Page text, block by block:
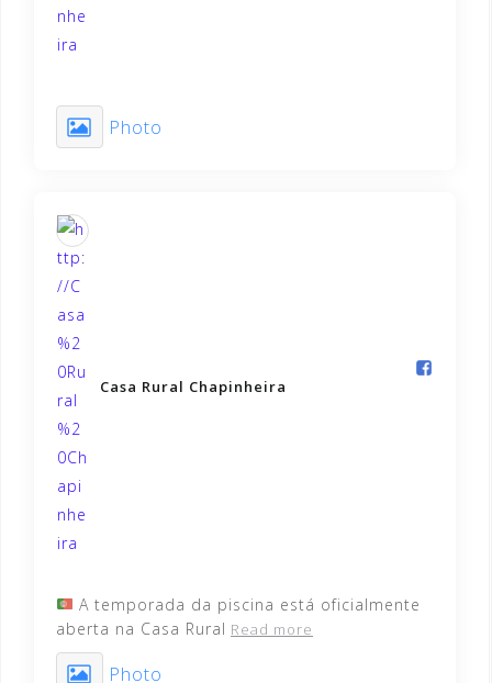
Photo
Casa Rural Chapinheira️
A temporada da piscina está oficialmente
aberta na Casa Rural Read more
Photo